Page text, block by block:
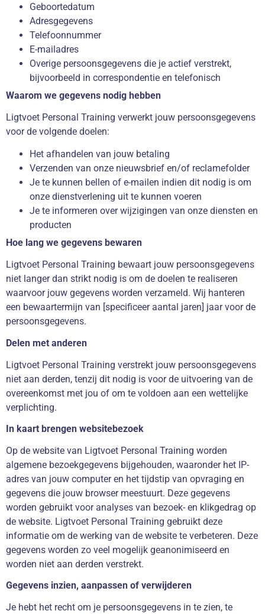
Geboortedatum
Adresgegevens
Telefoonnummer
E-mailadres
Overige persoonsgegevens die je actief verstrekt,
bijvoorbeeld in correspondentie en telefonisch
Waarom we gegevens nodig hebben
Ligtvoet Personal Training verwerkt jouw persoonsgegevens
voor de volgende doelen:
Het afhandelen van jouw betaling
Verzenden van onze nieuwsbrief en/of reclamefolder
Je te kunnen bellen of e-mailen indien dit nodig is om
onze dienstverlening uit te kunnen voeren
Je te informeren over wijzigingen van onze diensten en
producten
Hoe lang we gegevens bewaren
Ligtvoet Personal Training bewaart jouw persoonsgegevens
niet langer dan strikt nodig is om de doelen te realiseren
waarvoor jouw gegevens worden verzameld. Wij hanteren
een bewaartermijn van [specificeer aantal jaren] jaar voor de
persoonsgegevens.
Delen met anderen
Ligtvoet Personal Training verstrekt jouw persoonsgegevens
niet aan derden, tenzij dit nodig is voor de uitvoering van de
overeenkomst met jou of om te voldoen aan een wettelijke
verplichting.
In kaart brengen websitebezoek
Op de website van Ligtvoet Personal Training worden
algemene bezoekgegevens bijgehouden, waaronder het IP-
adres van jouw computer en het tijdstip van opvraging en
gegevens die jouw browser meestuurt. Deze gegevens
worden gebruikt voor analyses van bezoek- en klikgedrag op
de website. Ligtvoet Personal Training gebruikt deze
informatie om de werking van de website te verbeteren. Deze
gegevens worden zo veel mogelijk geanonimiseerd en
worden niet aan derden verstrekt.
Gegevens inzien, aanpassen of verwijderen
Je hebt het recht om je persoonsgegevens in te zien, te